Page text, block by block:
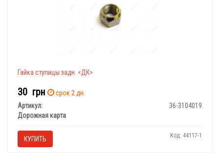
Гайка ступицы задн. <ДК>
30 грн
срок 2 дн.
Артикул:
36-3104019
Дорожная карта
КУПИТЬ Код: 44117-1